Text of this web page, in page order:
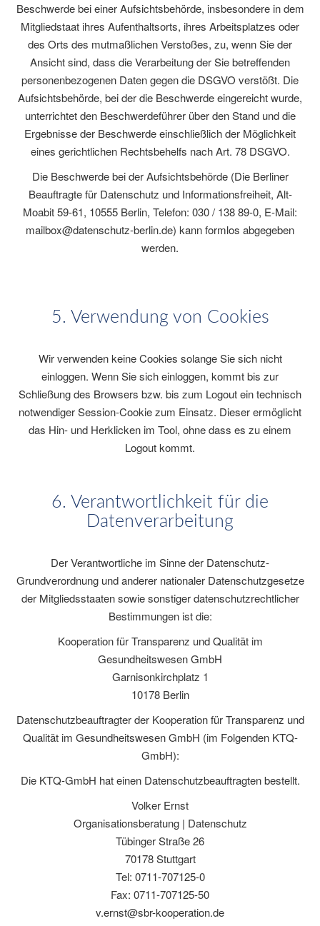
Beschwerde bei einer Aufsichtsbehörde, insbesondere in dem
Mitgliedstaat ihres Aufenthaltsorts, ihres Arbeitsplatzes oder
des Orts des mutmaßlichen Verstoßes, zu, wenn Sie der
Ansicht sind, dass die Verarbeitung der Sie betreffenden
personenbezogenen Daten gegen die DSGVO verstößt. Die
Aufsichtsbehörde, bei der die Beschwerde eingereicht wurde,
unterrichtet den Beschwerdeführer über den Stand und die
Ergebnisse der Beschwerde einschließlich der Möglichkeit
eines gerichtlichen Rechtsbehelfs nach Art. 78 DSGVO.
Die Beschwerde bei der Aufsichtsbehörde (Die Berliner
Beauftragte für Datenschutz und Informationsfreiheit, Alt-
Moabit 59-61, 10555 Berlin, Telefon: 030 / 138 89-0, E-Mail:
mailbox@datenschutz-berlin.de) kann formlos abgegeben
werden.
5. Verwendung von Cookies
Wir verwenden keine Cookies solange Sie sich nicht
einloggen. Wenn Sie sich einloggen, kommt bis zur
Schließung des Browsers bzw. bis zum Logout ein technisch
notwendiger Session-Cookie zum Einsatz. Dieser ermöglicht
das Hin- und Herklicken im Tool, ohne dass es zu einem
Logout kommt.
6. Verantwortlichkeit für die
Datenverarbeitung
Der Verantwortliche im Sinne der Datenschutz-
Grundverordnung und anderer nationaler Datenschutzgesetze
der Mitgliedsstaaten sowie sonstiger datenschutzrechtlicher
Bestimmungen ist die:
Kooperation für Transparenz und Qualität im
Gesundheitswesen GmbH
Garnisonkirchplatz 1
10178 Berlin
Datenschutzbeauftragter der Kooperation für Transparenz und
Qualität im Gesundheitswesen GmbH (im Folgenden KTQ-
GmbH):
Die KTQ-GmbH hat einen Datenschutzbeauftragten bestellt.
Volker Ernst
Organisationsberatung | Datenschutz
Tübinger Straße 26
70178 Stuttgart
Tel: 0711-707125-0
Fax: 0711-707125-50
v.ernst@sbr-kooperation.de